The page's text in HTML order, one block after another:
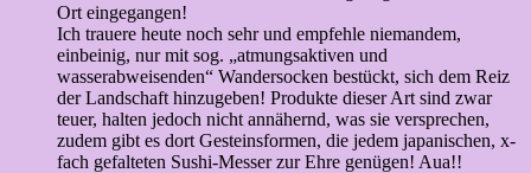
Ort eingegangen!
Ich trauere heute noch sehr und empfehle niemandem,
einbeinig, nur mit sog. „atmungsaktiven und
wasserabweisenden“ Wandersocken bestückt, sich dem Reiz
der Landschaft hinzugeben! Produkte dieser Art sind zwar
teuer, halten jedoch nicht annähernd, was sie versprechen,
zudem gibt es dort Gesteinsformen, die jedem japanischen, x-
fach gefalteten Sushi-Messer zur Ehre genügen! Aua!!